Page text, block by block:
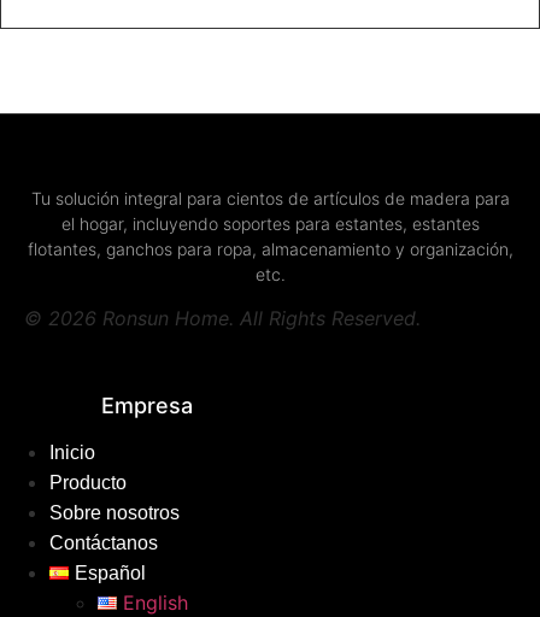
Tu solución integral para cientos de artículos de madera para
el hogar, incluyendo soportes para estantes, estantes
flotantes, ganchos para ropa, almacenamiento y organización,
etc.
© 2026 Ronsun Home. All Rights Reserved.
Empresa
Inicio
Producto
Sobre nosotros
Contáctanos
Español
English